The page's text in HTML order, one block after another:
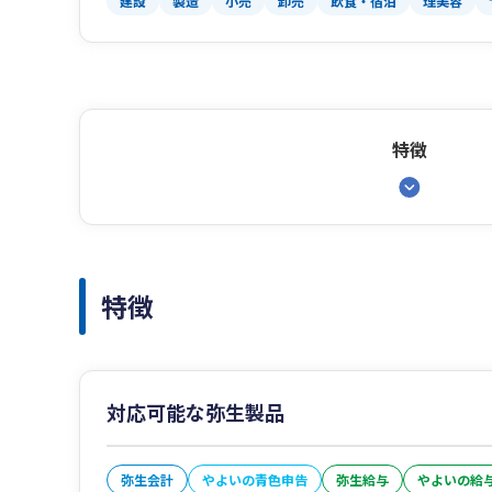
特徴
特徴
対応可能な弥生製品
弥生会計 やよいの青色申告 弥生給与 やよいの給